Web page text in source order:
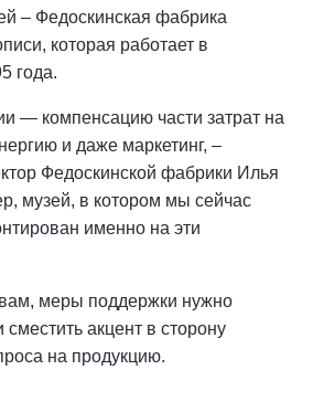
– Федоскинская фабрика
которая работает в
года.
— компенсацию части затрат на
и даже маркетинг, –
Федоскинской фабрики Илья
музей, в котором мы сейчас
именно на эти
меры поддержки нужно
акцент в сторону
на продукцию.